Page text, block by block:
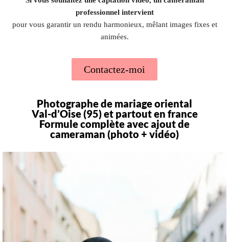
professionnel intervient
pour vous garantir un rendu harmonieux, mêlant images fixes et
animées.
Contactez-moi
Photographe de mariage oriental
Val-d’Oise (95) et partout en france
Formule complète avec ajout de
cameraman (photo + vidéo)